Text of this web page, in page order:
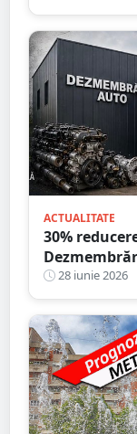
ACTUALITATE
30%
sediu din
28 iunie 2026